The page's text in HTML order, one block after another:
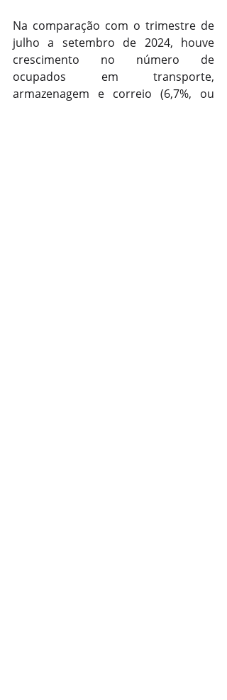
Na comparação com o trimestre de
julho a setembro de 2024, houve
crescimento no número de
ocupados em transporte,
armazenagem e correio (6,7%, ou